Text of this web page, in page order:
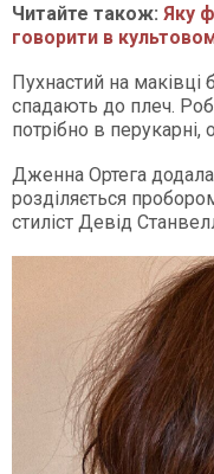
Читайте також: Яку
говорити в
Пухнастий на
спадають до плеч.
потрібно в перукарні,
Дженна Ортега
розділяється
стиліст Девід